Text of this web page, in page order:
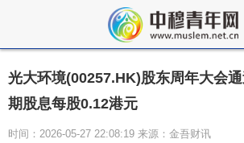
光大环境(00257.HK)股东周年大会
期股息每股0.12港元
时间：2026-05-27 22:08:19 来源：金吾财讯